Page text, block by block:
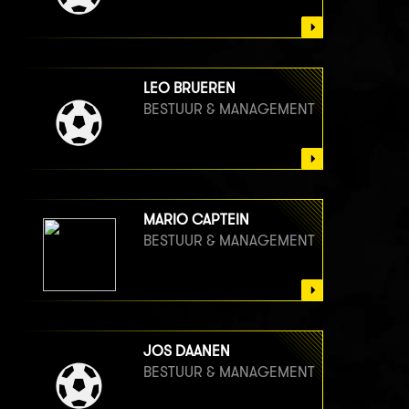
LEO BRUEREN
BESTUUR & MANAGEMENT
MARIO CAPTEIN
BESTUUR & MANAGEMENT
JOS DAANEN
BESTUUR & MANAGEMENT